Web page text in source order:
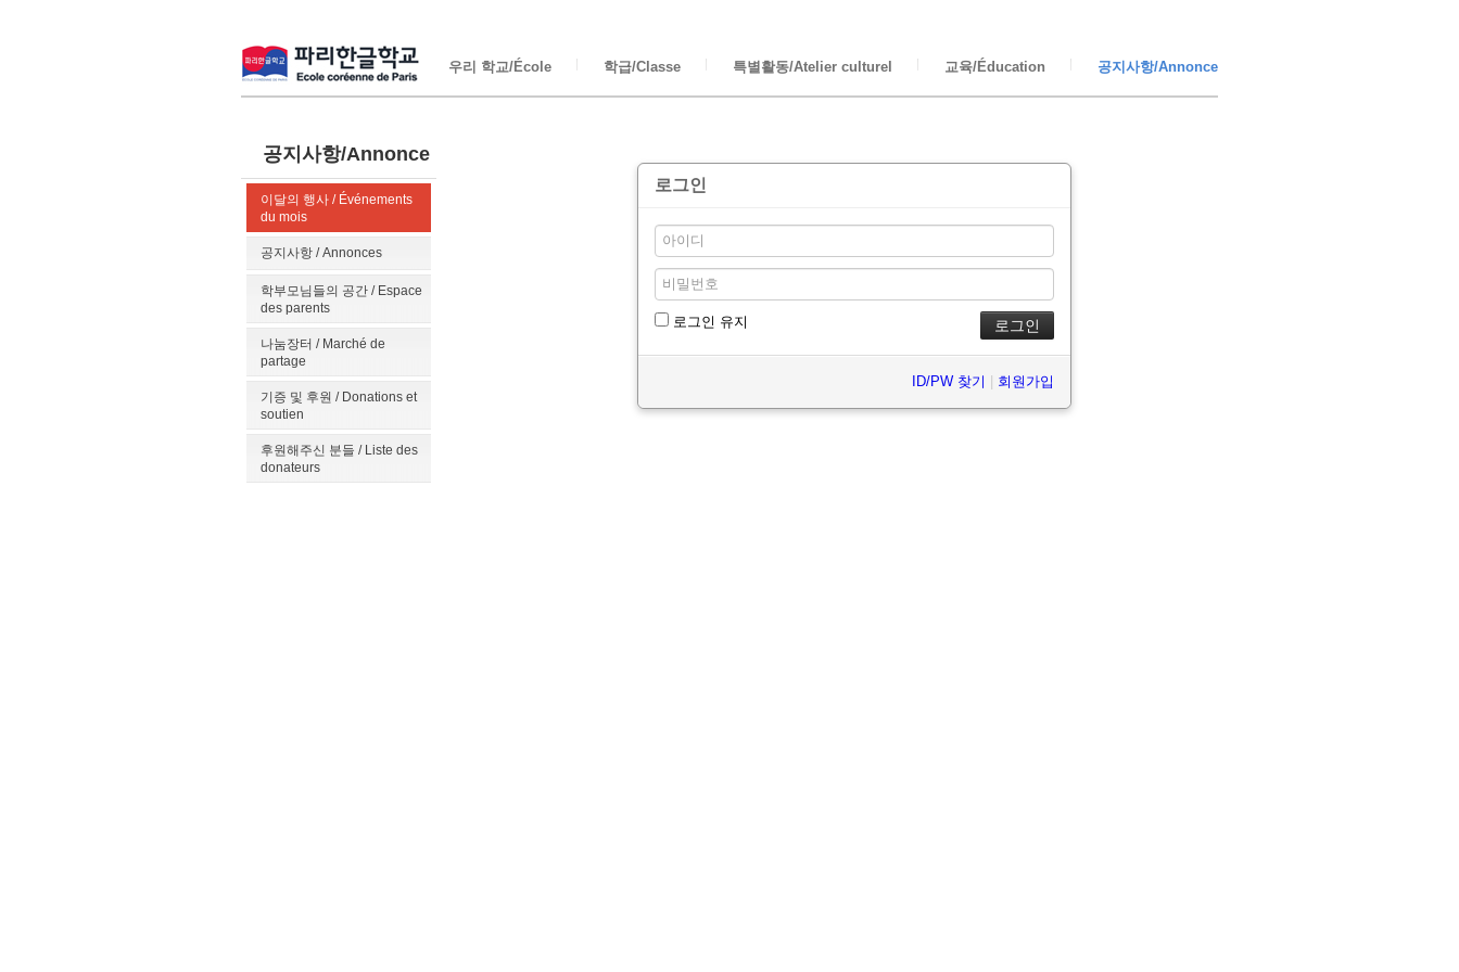
우리 학교/École 학급/Classe 특별활동/Atelier culturel 교육/Éducation 공지사항/Annonce
공지사항/Annonce
이달의 행사 / Événements
du mois
공지사항 / Annonces
학부모님들의 공간 / Espace
des parents
나눔장터 / Marché de
partage
기증 및 후원 / Donations et
soutien
후원해주신 분들 / Liste des
donateurs
로그인
로그인 유지
ID/PW 찾기 회원가입